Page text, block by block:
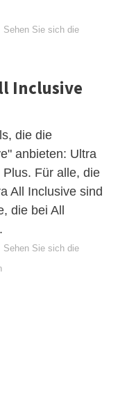
Sehen Sie sich die
Inclusive
die die
anbieten: Ultra
Für alle, die
All Inclusive sind
die bei All
Sehen Sie sich die